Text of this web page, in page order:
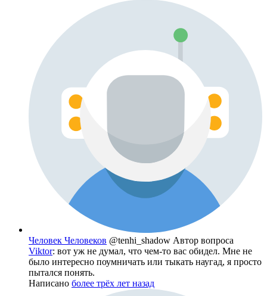
Человек Человеков @tenhi_shadow Автор вопроса
Viktor: вот уж не думал, что чем-то вас обидел. Мне не
было интересно поумничать или тыкать наугад, я просто
пытался понять.
Написано более трёх лет назад